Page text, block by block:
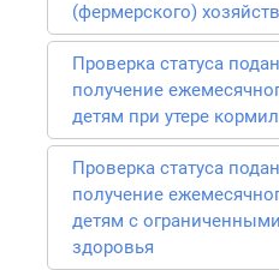
(фермерского)
Проверка статуса
получение
детям при утере
Проверка статуса
получение
детям с
здоровья